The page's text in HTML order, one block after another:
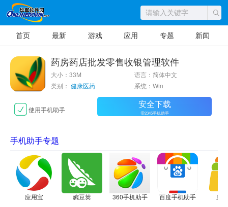
首页 最新 游戏 应用 专题 新闻
药房药店批发零售收银管理软件
大小：33M
语言：简体中文
类别： 健康医药 系统：Win
使用手机助手 安全下载
需2345手机助手
手机助手专题
应用宝 豌豆荚 360手机助手 百度手机助手 应